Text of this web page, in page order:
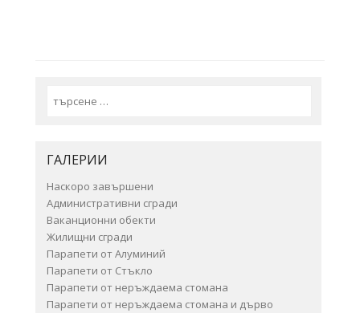
ГАЛЕРИИ
Наскоро завършени
Административни сгради
Ваканционни обекти
Жилищни сгради
Парапети от Алуминий
Парапети от Стъкло
Парапети от неръждаема стомана
Парапети от неръждаема стомана и дърво